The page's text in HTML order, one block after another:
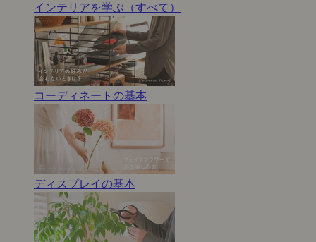
インテリアを学ぶ（すべて）
コーディネートの基本
ディスプレイの基本